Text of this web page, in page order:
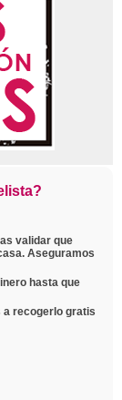
validar que
Aseguramos
hasta que
a recogerlo gratis